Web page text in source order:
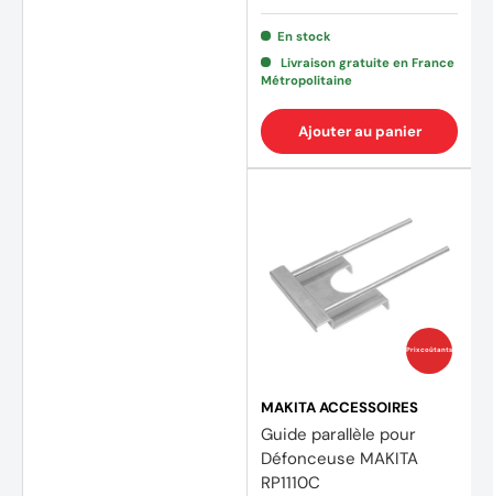
En stock
Livraison gratuite en France
Métropolitaine
Ajouter au panier
Prix coûtants
MAKITA ACCESSOIRES
Guide parallèle pour
Défonceuse MAKITA
RP1110C